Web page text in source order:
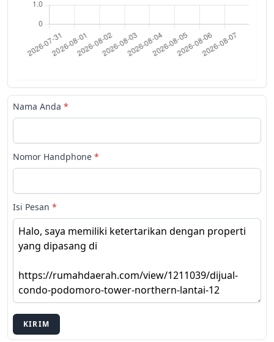
Nama Anda *
Nomor Handphone *
Isi Pesan *
KIRIM